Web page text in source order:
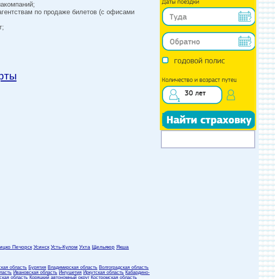
по продаже билетов (с офисами
Печорск Усинск Усть-Кулом Ухта Щельяюр Якша
область Бурятия Владимирская область Волгоградская область
Ивановская область Ингушетия Иркутская область Кабардино-
область Коряцкий автономный округ Костромская область